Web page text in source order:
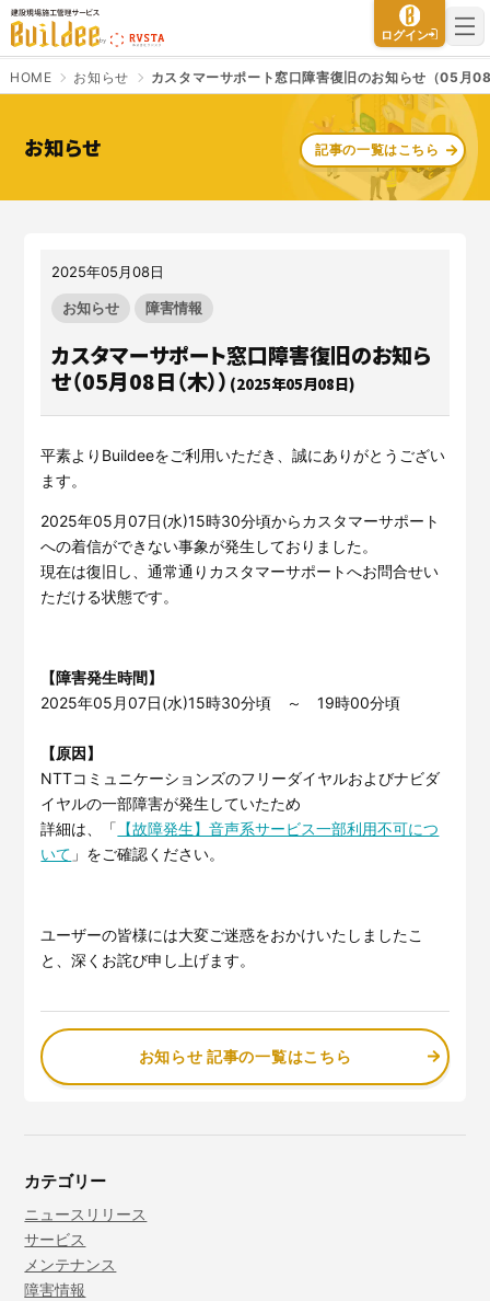
建設現場施工管理サービス Buildee（ビルディー）
ログイン
さよなら、紙マニフェスト 建設現場をICTでスマートに
入退場も、調整会議も、もっと
テムを提供するサービスです。
サービスサイトを見る
CO₂排出量を「見える化」して
の算出・可視化が可能な新しい
クラウドサービスです。
現場に伝える。伝わる。
サービスサイトを見る
サービスサイトを見る
HOME お知らせ カスタマーサポート窓口障害復旧のお知らせ（05月
お知らせ 記事の一覧はこちら
2025年05月08日
お知らせ 障害情報
カスタマーサポート窓口障害復旧のお知ら
せ（05月08日（木）） (2025年05月08日)
平素よりBuildeeをご利用いただき、誠にありがとうござい
ます。
2025年05月07日(水)15時30分頃からカスタマーサポート
への着信ができない事象が発生しておりました。
現在は復旧し、通常通りカスタマーサポートへお問合せい
ただける状態です。
【障害発生時間】
2025年05月07日(水)15時30分頃 ～ 19時00分頃
【原因】
NTTコミュニケーションズのフリーダイヤルおよびナビダ
イヤルの一部障害が発生していたため
詳細は、「 【故障発生】音声系サービス一部利用不可につ
いて 」をご確認ください。
ユーザーの皆様には大変ご迷惑をおかけいたしましたこ
と、深くお詫び申し上げます。
お知らせ 記事の一覧はこちら
カテゴリー
ニュースリリース
サービス
メンテナンス
障害情報